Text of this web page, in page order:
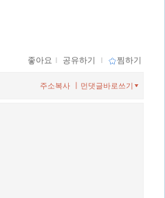
좋아요 ｌ 공유하기 ｌ 찜하기
먼댓글바로쓰기
주소복사